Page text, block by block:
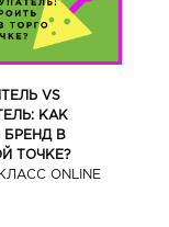
VS
КАК
БРЕНД В
ТОЧКЕ?
ONLINE